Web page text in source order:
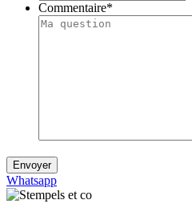
Commentaire*
Envoyer
Whatsapp